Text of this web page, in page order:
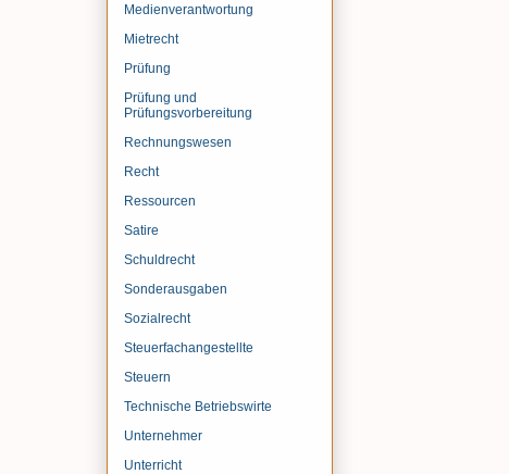
Medienverantwortung
Mietrecht
Prüfung
Prüfung und
Prüfungsvorbereitung
Rechnungswesen
Recht
Ressourcen
Satire
Schuldrecht
Sonderausgaben
Sozialrecht
Steuerfachangestellte
Steuern
Technische Betriebswirte
Unternehmer
Unterricht